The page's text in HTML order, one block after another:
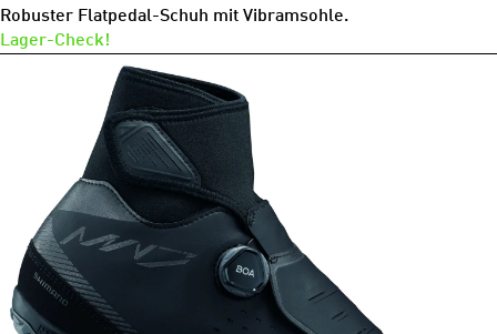
Robuster Flatpedal-Schuh mit Vibramsohle.
Lager-Check!